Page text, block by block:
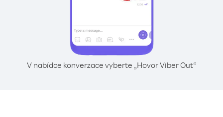
V nabídce konverzace vyberte „Hovor Viber Out“